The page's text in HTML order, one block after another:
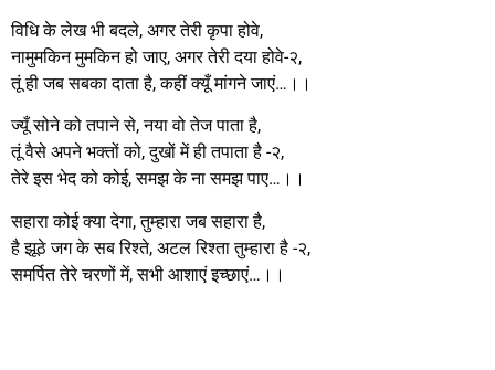
विधि के लेख भी बदले, अगर तेरी कृपा होवे,
नामुमकिन मुमकिन हो जाए, अगर तेरी दया होवे-२,
तूं ही जब सबका दाता है, कहीं क्यूँ मांगने जाएं…।।
ज्यूँ सोने को तपाने से, नया वो तेज पाता है,
तूं वैसे अपने भक्तों को, दुखों में ही तपाता है -२,
तेरे इस भेद को कोई, समझ के ना समझ पाए…।।
सहारा कोई क्या देगा, तुम्हारा जब सहारा है,
है झूठे जग के सब रिश्ते, अटल रिश्ता तुम्हारा है -२,
समर्पित तेरे चरणों में, सभी आशाएं इच्छाएं…।।